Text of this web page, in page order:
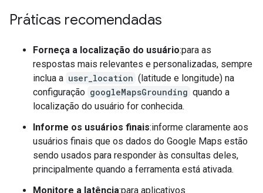
Práticas recomendadas
Forneça a localização do usuário:para as
respostas mais relevantes e personalizadas, sempre
inclua a user_location (latitude e longitude) na
configuração googleMapsGrounding quando a
localização do usuário for conhecida.
Informe os usuários finais:informe claramente aos
usuários finais que os dados do Google Maps estão
sendo usados para responder às consultas deles,
principalmente quando a ferramenta está ativada.
Monitore a latência:para aplicativos